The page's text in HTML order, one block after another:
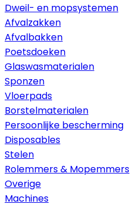
Dweil- en mopsystemen
Afvalzakken
Afvalbakken
Poetsdoeken
Glaswasmaterialen
Sponzen
Vloerpads
Borstelmaterialen
Persoonlijke bescherming
Disposables
Stelen
Rolemmers & Mopemmers
Overige
Machines